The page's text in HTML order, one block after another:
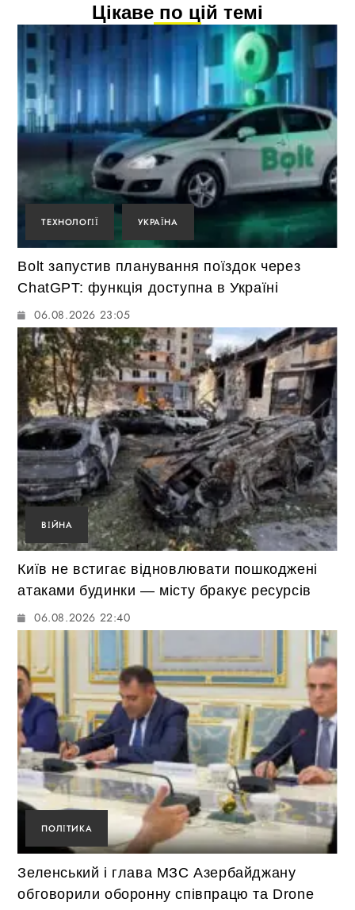
Цікаве по цій темі
ТЕХНОЛОГІЇ УКРАЇНА
Bolt запустив планування поїздок через
ChatGPT: функція доступна в Україні
06.08.2026 23:05
ВІЙНА
Київ не встигає відновлювати пошкоджені
атаками будинки — місту бракує ресурсів
06.08.2026 22:40
ПОЛІТИКА
Зеленський і глава МЗС Азербайджану
обговорили оборонну співпрацю та Drone